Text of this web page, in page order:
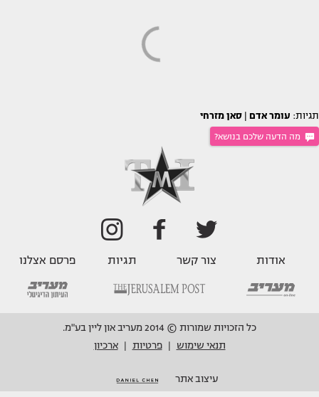
תגיות: עומר אדם סאן מזרחי
מה הדעה שלכם בנושא?
אודות צור קשר תגיות פרסם אצלנו
כל הזכויות שמורות © 2014 מעריב און ליין בע"מ.
תנאי שימוש
פרטיות ארכיון
עיצוב אתר